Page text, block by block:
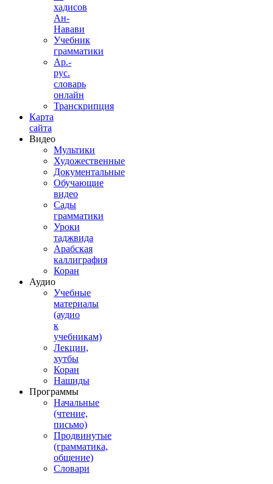
хадисов
Ан-
Навави
Учебник
грамматики
Ар.-
рус.
словарь
онлайн
Транскрипция
Карта
сайта
Видео
Мультики
Художественные
Документальные
Обучающие
видео
Сады
грамматики
Уроки
таджвида
Арабская
каллиграфия
Коран
Аудио
Учебные
материалы
(аудио
к
учебникам)
Лекции,
хутбы
Коран
Нашиды
Программы
Начальные
(чтение,
письмо)
Продвинутые
(грамматика,
общение)
Словари